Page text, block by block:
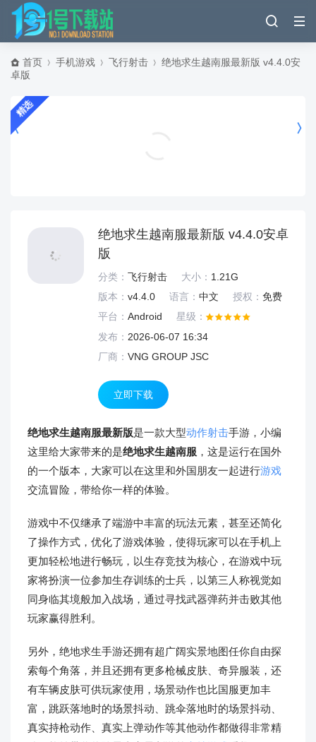
首页 手机游戏 飞行射击
绝地求生越南服最新版 v4.4.0安
卓版
精选
绝地求生越南服最新版 v4.4.0安卓
版
分类： 飞行射击 大小： 1.21G
版本： v4.4.0 语言： 中文 授权： 免费
平台： Android
星级：
发布： 2026-06-07 16:34
厂商： VNG GROUP JSC
立即下载
绝地求生越南服最新版是一款大型动作射击手游，小编
这里给大家带来的是绝地求生越南服 ，这是运行在国外
的一个版本，大家可以在这里和外国朋友一起进行游戏
交流冒险，带给你一样的体验。
游戏中不仅继承了端游中丰富的玩法元素，甚至还简化
了操作方式，优化了游戏体验，使得玩家可以在手机上
更加轻松地进行畅玩，以生存竞技为核心，在游戏中玩
家将扮演一位参加生存训练的士兵，以第三人称视觉如
同身临其境般加入战场，通过寻找武器弹药并击败其他
玩家赢得胜利。
另外，绝地求生手游还拥有超广阔实景地图任你自由探
索每个角落，并且还拥有更多枪械皮肤、奇异服装，还
有车辆皮肤可供玩家使用，场景动作也比国服更加丰
富，跳跃落地时的场景抖动、跳伞落地时的场景抖动、
真实持枪动作、真实上弹动作等其他动作都做得非常精